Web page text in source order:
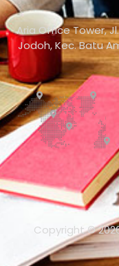
Aria Office Tower,
Jodoh, Kec. Batu
Copyright ©